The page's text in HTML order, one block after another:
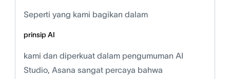
Seperti yang kami bagikan dalam
prinsip AI
kami dan diperkuat dalam pengumuman AI
Studio, Asana sangat percaya bahwa